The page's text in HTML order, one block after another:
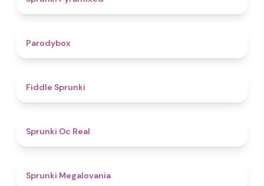
Parodybox
Fiddle Sprunki
Sprunki Oc Real
Sprunki Megalovania